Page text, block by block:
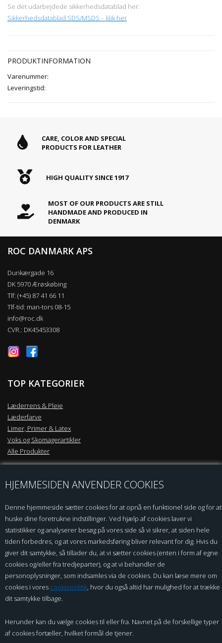
HJEMMESIDEN ANVENDER COOKIES
Denne hjemmeside sætter cookies for at opnå en funktionel side og for at
huske dine foretrukne indstillinger. Ved hjælp af cookies laver vi
statistikker og analyserer besøg på vores side så vi sikrer, at siden hele
tiden forbedres, og at vores markedsføring bliver relevant for dig. Hvis du
giver dit samtykke, så tillader du, at vi sætter cookies (enten i form af egne
cookies og/eller fra tredjeparter), og at vi behandler de
personoplysninger, som indsamles via de cookies. Du kan læse mere om
cookies i vores cookiepolitik, hvor du også altid har mulighed for at trække
dit samtykke tilbage.
Herunder kan du vælge cookies til eller fra. Navnet på de forskellige typer
af cookies fortæller, hvilket formål de tjener.
Se det udarbejdede sikkerhedsdatablad her:
Sikkerhedsdatablad SDS/MSDS - klik her
PRODUKTINFORMATION
Varenummer:
Leveringstid:
CARE, COLOR AND SPECIAL
PRODUCTS FOR LEATHER
HIGH QUALITY SINCE 1917
MOST OF OUR PRODUCTS ARE STILL
HANDMADE AND PRODUCED IN
DENMARK
ROC DANMARK APS
Dunkærgade 16
DK 5970 Ærøskøbing
Tlf: (+45) 87 41 66 11
Tlf-tid: man-tors 08-15
info@roc.dk
CVR.: DK45453308
TOP KATEGORIER
Læderrens & Pleje
Læderfarve
Limer, Primer & Latex
Voks og Skomagerartikler
Alle Produkter
Sikkerhedsdatablade / MSDS
Handelsbetingelser B2C
Privatlivspolitik
Om ROC
B2BLogin
Fortrydelses Formular
BETALING
In terms of sustainability and respect for the